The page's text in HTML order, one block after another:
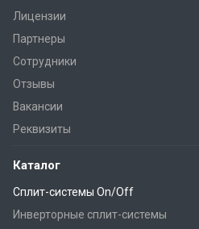
Лицензии
Партнеры
Сотрудники
Отзывы
Вакансии
Реквизиты
Каталог
Сплит-системы On/Off
Инверторные сплит-системы